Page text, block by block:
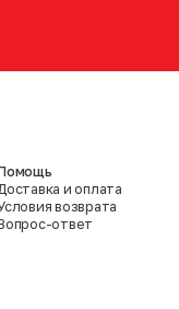
Доставка и оплата
возврата
ответ